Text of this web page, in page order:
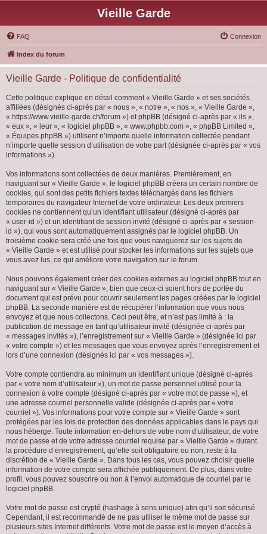
Vieille Garde
FAQ Connexion
Index du forum
Vieille Garde - Politique de confidentialité
Cette politique explique en détail comment « Vieille Garde » et ses sociétés
affiliées (désignés ci-après par « nous », « notre », « nos », « Vieille Garde »,
« https://www.vieille-garde.ch/forum ») et phpBB (désigné ci-après par « ils »,
« eux », « leur », « logiciel phpBB », « www.phpbb.com », « phpBB Limited »,
« Équipes phpBB ») utilisent n’importe quelle information collectée pendant
n’importe quelle session d’utilisation de votre part (désignée ci-après par « vos
informations »).
Vos informations sont collectées de deux manières. Premièrement, en
naviguant sur « Vieille Garde », le logiciel phpBB créera un certain nombre de
cookies, qui sont des petits fichiers textes téléchargés dans les fichiers
temporaires du navigateur Internet de votre ordinateur. Les deux premiers
cookies ne contiennent qu’un identifiant utilisateur (désigné ci-après par
« user-id ») et un identifiant de session invité (désigné ci-après par « session-
id »), qui vous sont automatiquement assignés par le logiciel phpBB. Un
troisième cookie sera créé une fois que vous naviguerez sur les sujets de
« Vieille Garde » et est utilisé pour stocker les informations sur les sujets que
vous avez lus, ce qui améliore votre navigation sur le forum.
Nous pouvons également créer des cookies externes au logiciel phpBB tout en
naviguant sur « Vieille Garde », bien que ceux-ci soient hors de portée du
document qui est prévu pour couvrir seulement les pages créées par le logiciel
phpBB. La seconde manière est de récupérer l’information que vous nous
envoyez et que nous collectons. Ceci peut être, et n’est pas limité à : la
publication de message en tant qu’utilisateur invité (désignée ci-après par
« messages invités »), l’enregistrement sur « Vieille Garde » (désignée ici par
« votre compte ») et les messages que vous envoyez après l’enregistrement et
lors d’une connexion (désignés ici par « vos messages »).
Votre compte contiendra au minimum un identifiant unique (désigné ci-après
par « votre nom d’utilisateur »), un mot de passe personnel utilisé pour la
connexion à votre compte (désigné ci-après par « votre mot de passe »), et
une adresse courriel personnelle valide (désignée ci-après par « votre
courriel »). Vos informations pour votre compte sur « Vieille Garde » sont
protégées par les lois de protection des données applicables dans le pays qui
nous héberge. Toute information en-dehors de votre nom d’utilisateur, de votre
mot de passe et de votre adresse courriel requise par « Vieille Garde » durant
la procédure d’enregistrement, qu’elle soit obligatoire ou non, reste à la
discrétion de « Vieille Garde ». Dans tous les cas, vous pouvez choisir quelle
information de votre compte sera affichée publiquement. De plus, dans votre
profil, vous pouvez souscrire ou non à l’envoi automatique de courriel par le
logiciel phpBB.
Votre mot de passe est crypté (hashage à sens unique) afin qu’il soit sécurisé.
Cependant, il est recommandé de ne pas utiliser le même mot de passe sur
plusieurs sites Internet différents. Votre mot de passe est le moyen d’accès à